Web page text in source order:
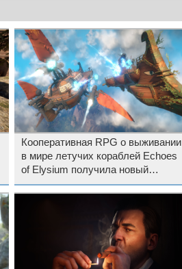
Кооперативная RPG о выживании
в мире летучих кораблей Echoes
of Elysium получила новый
трейлер и дату выхода в раннем
доступе Steam